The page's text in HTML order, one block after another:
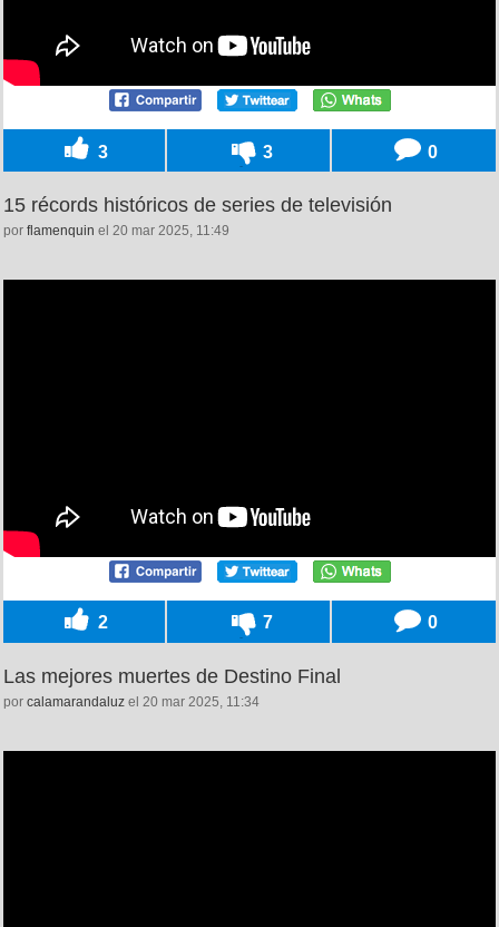
3 3 0
15 récords históricos de series de televisión
por flamenquin el 20 mar 2025, 11:49
2 7 0
Las mejores muertes de Destino Final
por calamarandaluz el 20 mar 2025, 11:34